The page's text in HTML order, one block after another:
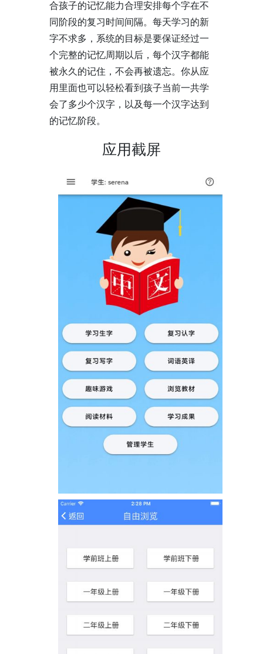
合孩子的记忆能力合理安排每个字在不
同阶段的复习时间间隔。每天学习的新
字不求多，系统的目标是要保证经过一
个完整的记忆周期以后，每个汉字都能
被永久的记住，不会再被遗忘。你从应
用里面也可以轻松看到孩子当前一共学
会了多少个汉字，以及每一个汉字达到
的记忆阶段。
应用截屏